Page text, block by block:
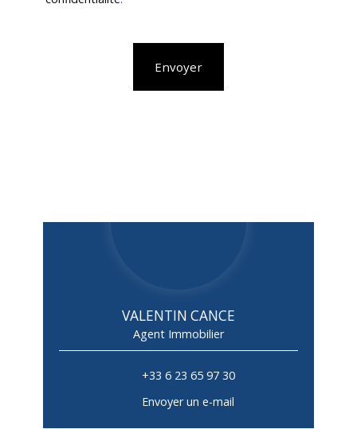
Envoyer
VALENTIN CANCE
Agent Immobilier
+33 6 23 65 97 30
Envoyer un e-mail